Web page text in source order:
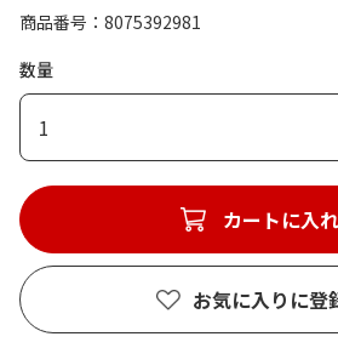
商品番号
8075392981
数量
1
カートに入
お気に入りに登